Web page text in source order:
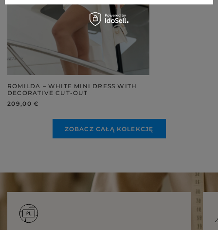
ROMILDA – WHITE MINI DRESS WITH
DECORATIVE CUT-OUT
209,00 €
ZOBACZ CAŁĄ KOLEKCJĘ